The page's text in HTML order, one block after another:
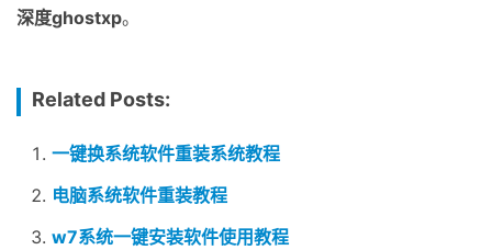
深度ghostxp。
Related Posts:
一键换系统软件重装系统教程
电脑系统软件重装教程
w7系统一键安装软件使用教程